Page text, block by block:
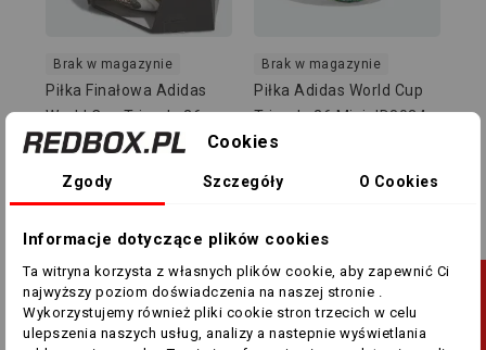
Brak w magazynie
Piłka Finałowa Adidas
World Cup Trionda 26
PRO JY8928
649,00 zł 499,00 zł
Brak w magazynie
Piłka Adidas World Cup
Trionda 26 Mini JD8034
65,00 zł
-34,00 ZŁ
Cookies
Zgody Szczegóły O Cookies
Informacje dotyczące plików cookies
Ta witryna korzysta z własnych plików cookie, aby zapewnić Ci
najwyższy poziom doświadczenia na naszej stronie .
Wykorzystujemy również pliki cookie stron trzecich w celu
ulepszenia naszych usług, analizy a nastepnie wyświetlania